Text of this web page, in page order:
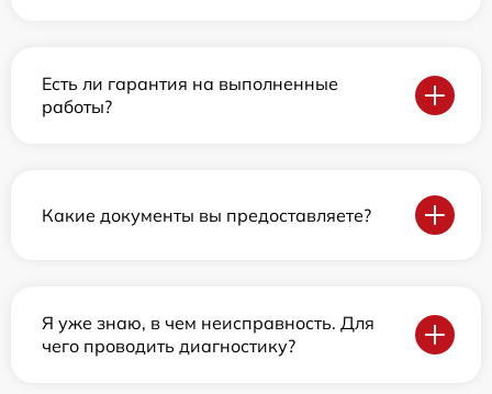
Есть ли гарантия на выполненные
работы?
Какие документы вы предоставляете?
Я уже знаю, в чем неисправность. Для
чего проводить диагностику?